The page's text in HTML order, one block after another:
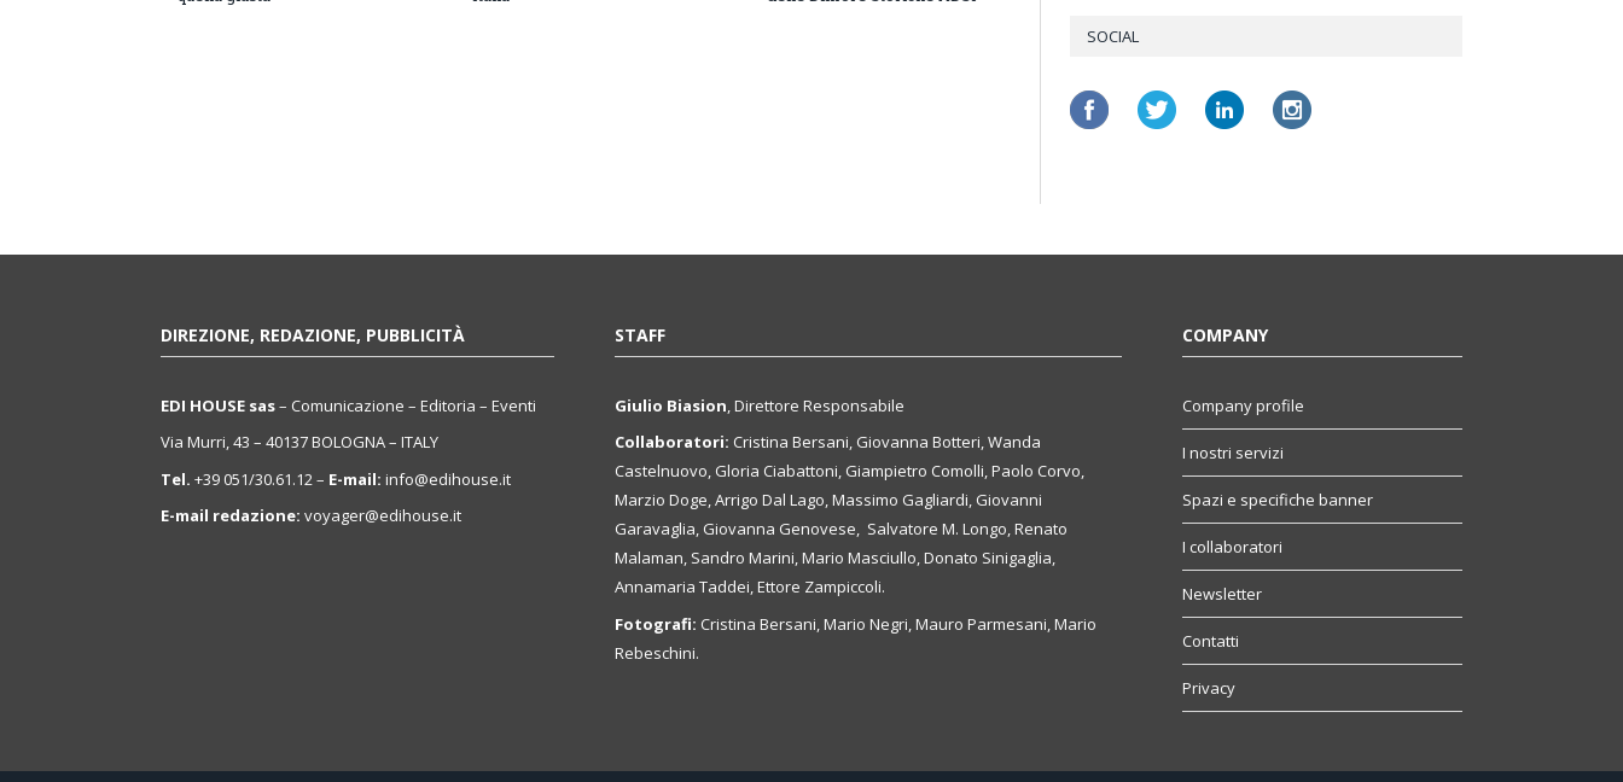
SOCIAL
DIREZIONE, REDAZIONE, PUBBLICITÀ
EDI HOUSE sas– Comunicazione – Editoria – Eventi
Via Murri, 43 – 40137 BOLOGNA – ITALY
Tel. +39 051/30.61.12 – E-mail: info@edihouse.it
E-mail redazione: voyager@edihouse.it
STAFF
Giulio Biasion, Direttore Responsabile
Collaboratori: Cristina Bersani, Giovanna Botteri, Wanda
Castelnuovo, Gloria Ciabattoni, Giampietro Comolli, Paolo Corvo,
Marzio Doge, Arrigo Dal Lago, Massimo Gagliardi, Giovanni
Garavaglia, Giovanna Genovese, Salvatore M. Longo, Renato
Malaman, Sandro Marini, Mario Masciullo, Donato Sinigaglia,
Annamaria Taddei, Ettore Zampiccoli.
Fotografi: Cristina Bersani, Mario Negri, Mauro Parmesani, Mario
Rebeschini.
COMPANY
Company profile
I nostri servizi
Spazi e specifiche banner
I collaboratori
Newsletter
Contatti
Privacy